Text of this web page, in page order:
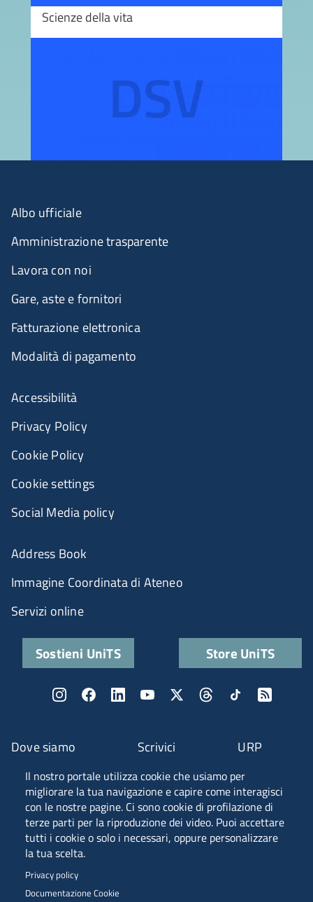
Scienze della vita
Il nostro portale utilizza cookie che usiamo per
migliorare la tua navigazione e capire come interagisci
con le nostre pagine. Ci sono cookie di profilazione di
terze parti per la riproduzione dei video. Puoi accettare
tutti i cookie o solo i necessari, oppure personalizzare
la tua scelta.
Privacy policy
Documentazione Cookie
Piazzale Europa, 1 - 34127 - Trieste, Italia -
Tel. +39 040 558 7111 - P.IVA 00211830328
C.F. 80013890324 - P.E.C. ateneo@pec.units.it
Fascia A ANVUR
Dove siamo Scrivici URP
Albo ufficiale
Amministrazione trasparente
Lavora con noi
Gare, aste e fornitori
Fatturazione elettronica
Modalità di pagamento
Accessibilità
Privacy Policy
Cookie Policy
Cookie settings
Social Media policy
Address Book
Immagine Coordinata di Ateneo
Servizi online
Sostieni UniTS Store UniTS